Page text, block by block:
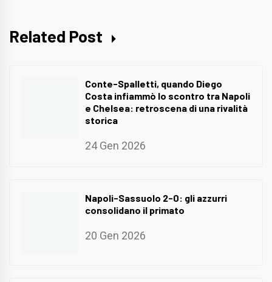
Related Post
Conte-Spalletti, quando Diego
Costa infiammò lo scontro tra Napoli
e Chelsea: retroscena di una rivalità
storica
24 Gen 2026
Napoli-Sassuolo 2-0: gli azzurri
consolidano il primato
20 Gen 2026